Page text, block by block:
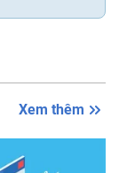
Xem thêm